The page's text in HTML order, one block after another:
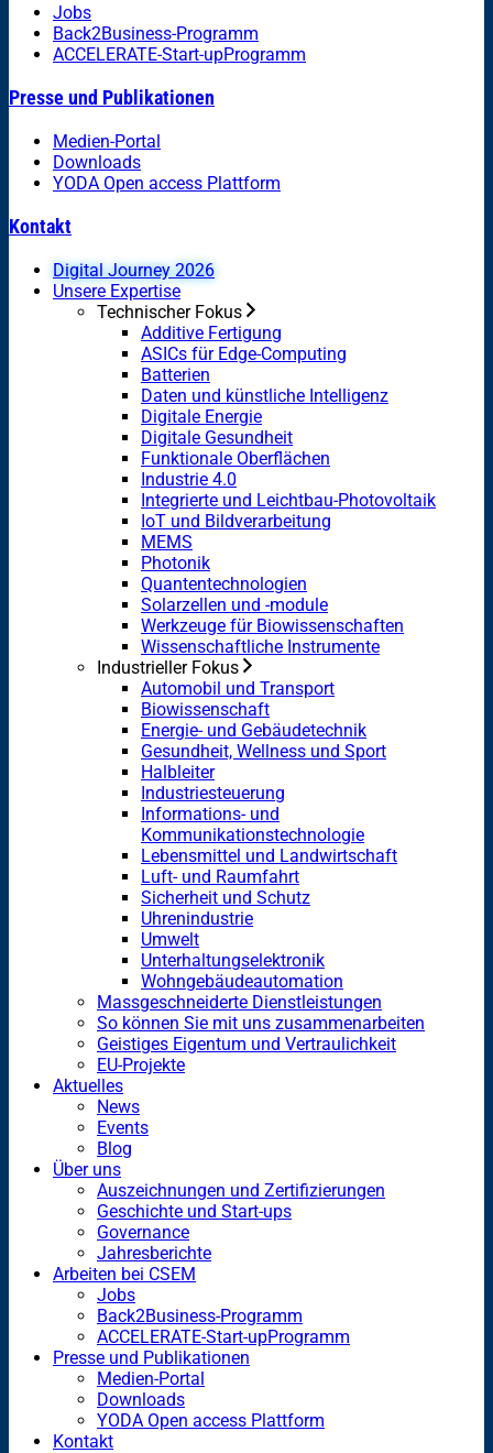
Jobs
Back2Business-Programm
ACCELERATE-Start-upProgramm
Presse und Publikationen
Medien-Portal
Downloads
YODA Open access Plattform
Kontakt
Digital Journey 2026
Unsere Expertise
Technischer Fokus
Additive Fertigung
ASICs für Edge-Computing
Batterien
Daten und künstliche Intelligenz
Digitale Energie
Digitale Gesundheit
Funktionale Oberflächen
Industrie 4.0
Integrierte und Leichtbau-Photovoltaik
IoT und Bildverarbeitung
MEMS
Photonik
Quantentechnologien
Solarzellen und -module
Werkzeuge für Biowissenschaften
Wissenschaftliche Instrumente
Industrieller Fokus
Automobil und Transport
Biowissenschaft
Energie- und Gebäudetechnik
Gesundheit, Wellness und Sport
Halbleiter
Industriesteuerung
Informations- und
Kommunikationstechnologie
Lebensmittel und Landwirtschaft
Luft- und Raumfahrt
Sicherheit und Schutz
Uhrenindustrie
Umwelt
Unterhaltungselektronik
Wohngebäudeautomation
Massgeschneiderte Dienstleistungen
So können Sie mit uns zusammenarbeiten
Geistiges Eigentum und Vertraulichkeit
EU-Projekte
Aktuelles
News
Events
Blog
Über uns
Auszeichnungen und Zertifizierungen
Geschichte und Start-ups
Governance
Jahresberichte
Arbeiten bei CSEM
Jobs
Back2Business-Programm
ACCELERATE-Start-upProgramm
Presse und Publikationen
Medien-Portal
Downloads
YODA Open access Plattform
Kontakt